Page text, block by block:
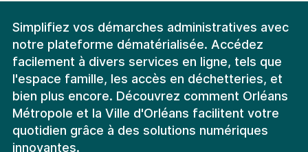
Simplifiez vos démarches administratives avec
notre plateforme dématérialisée. Accédez
facilement à divers services en ligne, tels que
l'espace famille, les accès en déchetteries, et
bien plus encore. Découvrez comment Orléans
Métropole et la Ville d'Orléans facilitent votre
quotidien grâce à des solutions numériques
innovantes.